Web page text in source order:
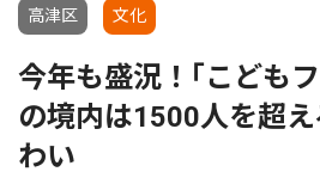
高津区 文化
今年も盛況！｢こども
の境内は1500人を超
わい